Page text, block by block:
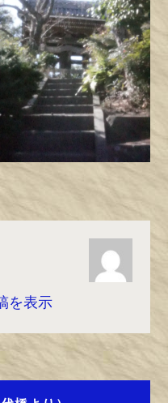
を表示